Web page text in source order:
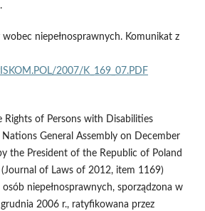
niepełnosprawnych. Komunikat z
2007/K_169_07.PDF
Rights of Persons with Disabilities
General Assembly on December
the President of the Republic of Poland
of Laws of 2012, item 1169)
osób niepełnosprawnych, sporządzona w
2006 r., ratyfikowana przez